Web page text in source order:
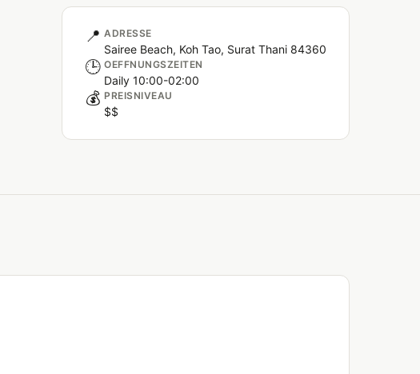
📍 ADRESSE
Sairee Beach, Koh Tao, Surat Thani 84360
🕒 OEFFNUNGSZEITEN
Daily 10:00-02:00
💰 PREISNIVEAU
$$